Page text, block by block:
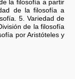
la filosofía a partir
de la filosofía a
5. Variedad de
de la filosofía
por Aristóteles y